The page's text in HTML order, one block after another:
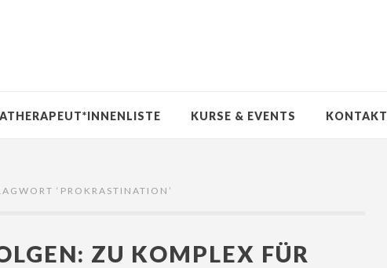
KURSE & EVENTS KONTAKT
‘ PROKRASTINATION ’
ZU KOMPLEX FÜR